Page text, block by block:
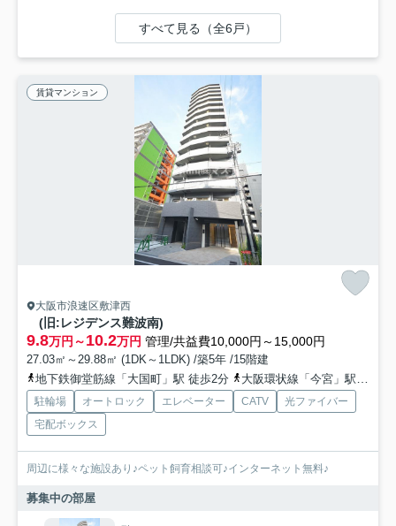
すべて見る（全6戸）
賃貸マンション
大阪市浪速区敷津西
(旧:レジデンス難波南)
9.8万円～10.2万円 管理/共益費10,000円～15,000円
27.03㎡～29.88㎡ (1DK～1LDK) /築5年 /15階建
地下鉄御堂筋線「大国町」駅 徒歩2分
大阪環状線「今宮」駅 徒歩7分
駐輪場 オートロック エレベーター CATV
光ファイバー
宅配ボックス
周辺に様々な施設あり♪ペット飼育相談可♪インターネット無料♪
募集中の部屋